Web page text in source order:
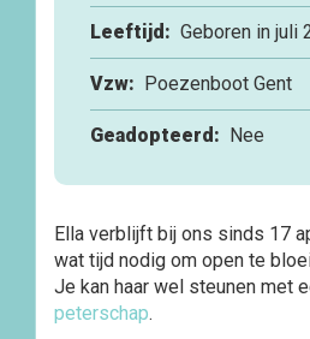
Leeftijd: Geboren in juli
Vzw: Poezenboot Gent
Geadopteerd: Nee
Ella verblijft bij ons sinds 17
wat tijd nodig om open te
Je kan haar wel steunen met
peterschap.